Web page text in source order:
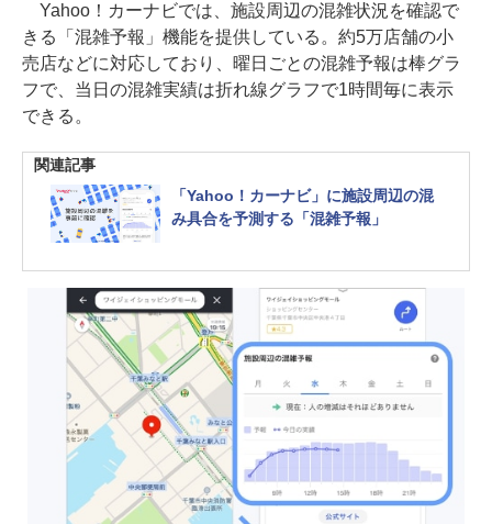
Yahoo！カーナビでは、施設周辺の混雑状況を確認で
きる「混雑予報」機能を提供している。約5万店舗の小
売店などに対応しており、曜日ごとの混雑予報は棒グラ
フで、当日の混雑実績は折れ線グラフで1時間毎に表示
できる。
関連記事
「Yahoo！カーナビ」に施設周辺の混
み具合を予測する「混雑予報」